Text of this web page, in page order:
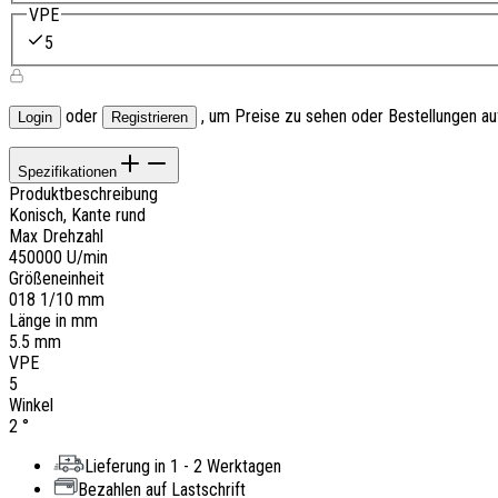
VPE
5
Login oder Registrieren , um Preise zu sehen oder Bestellungen
Spezifikationen
Produktbeschreibung
Konisch, Kante rund
Max Drehzahl
450000 U/min
Größeneinheit
018 1/10 mm
Länge in mm
5.5 mm
VPE
5
Winkel
2 °
Lieferung in 1 - 2 Werktagen
Bezahlen auf Lastschrift